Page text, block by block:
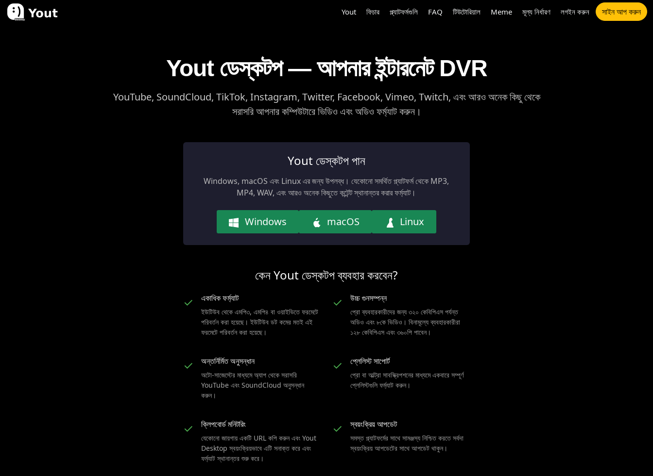
Yout ফিচার প্ল্যাটফর্মগুলি FAQ টিউটোরিয়াল Meme মূল্য নির্ধারণ লগইন করুন সাইন আপ করুন
Yout ডেস্কটপ — আপনার ইন্টারনেট DVR
YouTube, SoundCloud, TikTok, Instagram, Twitter, Facebook, Vimeo, Twitch, এবং আরও অনেক কিছু থেকে
সরাসরি আপনার কম্পিউটারে ভিডিও এবং অডিও ফর্ম্যাট করুন।
Yout ডেস্কটপ পান
Windows, macOS এবং Linux এর জন্য উপলব্ধ। যেকোনো সমর্থিত প্ল্যাটফর্ম থেকে MP3,
MP4, WAV, এবং আরও অনেক কিছুতে কন্টেন্ট স্থানান্তর করার ফর্ম্যাট।
Windows macOS Linux
কেন Yout ডেস্কটপ ব্যবহার করবেন?
✓
একাধিক ফর্ম্যাট
ইউটিউব থেকে এমপি৩, এমপি৪ বা ওয়াইভিতে ফরমেটে
পরিবর্তন করা হয়েছে। ইউটিউব ডট কমের মতই এই
ফরমেটে পরিবর্তন করা হয়েছে।
✓ উচ্চ গুনসম্পন্ন
প্রো ব্যবহারকারীদের জন্য ৩২০ কেবিপিএস পর্যন্ত
অডিও এবং ৮কে ভিডিও। বিনামূল্যে ব্যবহারকারীরা
১২৮ কেবিপিএস এবং ৩৬০পি পাবেন।
✓ অন্তর্নির্মিত অনুসন্ধান
অটো-সাজেস্টের মাধ্যমে অ্যাপ থেকে সরাসরি
YouTube এবং SoundCloud অনুসন্ধান
করুন।
✓ প্লেলিস্ট সাপোর্ট
প্রো বা আল্ট্রা সাবস্ক্রিপশনের মাধ্যমে একবারে সম্পূর্ণ
প্লেলিস্টগুলি ফর্ম্যাট করুন।
✓ ক্লিপবোর্ড মনিটরিং
যেকোনো জায়গায় একটি URL কপি করুন এবং Yout
Desktop স্বয়ংক্রিয়ভাবে এটি সনাক্ত করে এবং
ফর্ম্যাট স্থানান্তর শুরু করে।
✓ স্বয়ংক্রিয় আপডেট
সমস্ত প্ল্যাটফর্মের সাথে সামঞ্জস্য নিশ্চিত করতে সর্বদা
স্বয়ংক্রিয় আপডেটের সাথে আপডেট থাকুন।